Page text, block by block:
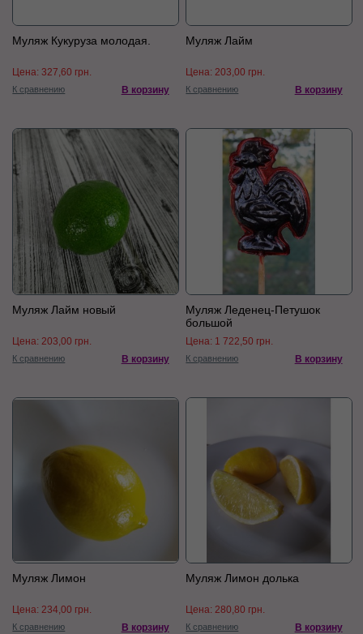
Муляж Кукуруза молодая.
Цена:327,60 грн.
К сравнению В корзину
Муляж Лайм
Цена:203,00 грн.
К сравнению В корзину
Муляж Лайм новый
Цена: 203,00 грн.
К сравнению В корзину
Муляж Леденец-Петушок
большой
Цена: 1 722,50 грн.
К сравнению В корзину
Муляж Лимон
Цена:234,00 грн.
К сравнению В корзину
Муляж Лимон долька
Цена:280,80 грн.
К сравнению В корзину